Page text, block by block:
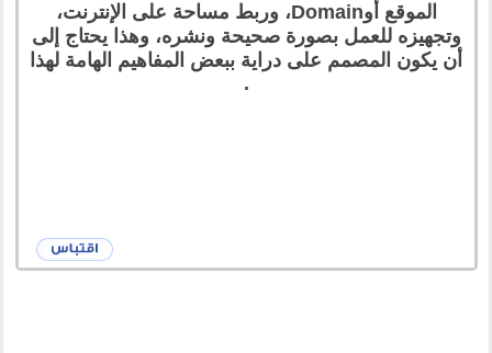
الموقع أوDomain، وربط مساحة على الإنترنت،
وتجهيزه للعمل بصورة صحيحة ونشره، وهذا يحتاج إلى
أن يكون المصمم على دراية ببعض المفاهيم الهامة لهذا
.